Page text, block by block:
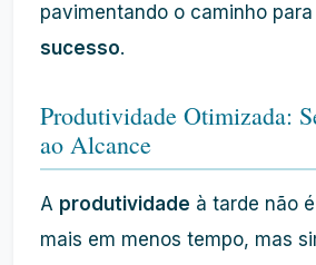
pavimentando o caminho
sucesso.
Produtividade Otimizada:
ao Alcance
A produtividade à tarde não
mais em menos tempo, mas